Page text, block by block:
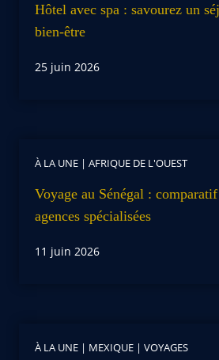
Hôtel avec spa : savourez un
bien-être
25 juin 2026
À LA UNE | AFRIQUE DE L'OUEST
Voyage au Sénégal :
agences spécialisées
11 juin 2026
À LA UNE | MEXIQUE | VOYAGES